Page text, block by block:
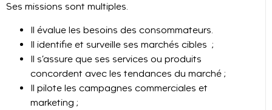
Ses missions sont multiples.
Il évalue les besoins des consommateurs.
Il identifie et surveille ses marchés cibles ;
Il s’assure que ses services ou produits
concordent avec les tendances du marché ;
Il pilote les campagnes commerciales et
marketing ;